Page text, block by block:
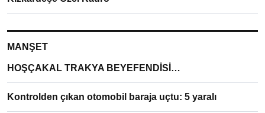
MANŞET
HOŞÇAKAL TRAKYA BEYEFENDİSİ…
Kontrolden çıkan otomobil baraja uçtu: 5 yaralı